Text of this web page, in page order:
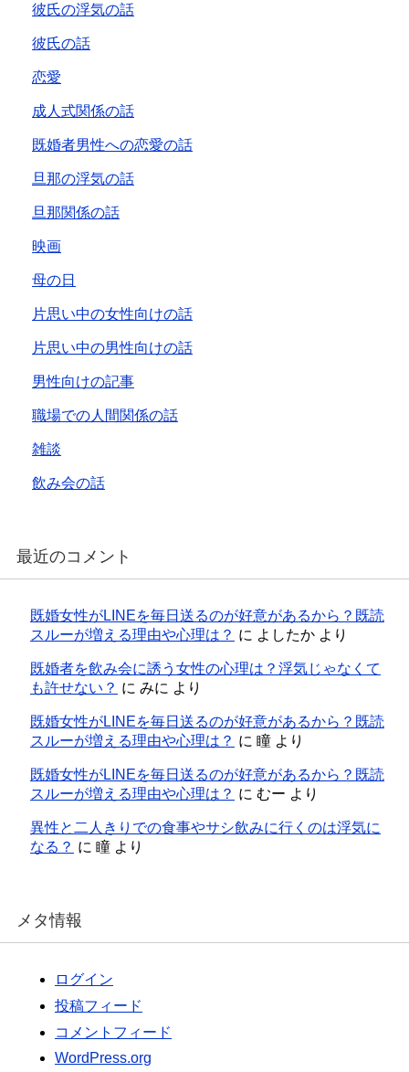
彼氏の浮気の話
彼氏の話
恋愛
成人式関係の話
既婚者男性への恋愛の話
旦那の浮気の話
旦那関係の話
映画
母の日
片思い中の女性向けの話
片思い中の男性向けの話
男性向けの記事
職場での人間関係の話
雑談
飲み会の話
最近のコメント
既婚女性がLINEを毎日送るのが好意があるから？既読
スルーが増える理由や心理は？ に よしたか より
既婚者を飲み会に誘う女性の心理は？浮気じゃなくて
も許せない？ に みに より
既婚女性がLINEを毎日送るのが好意があるから？既読
スルーが増える理由や心理は？ に 瞳 より
既婚女性がLINEを毎日送るのが好意があるから？既読
スルーが増える理由や心理は？ に むー より
異性と二人きりでの食事やサシ飲みに行くのは浮気に
なる？ に 瞳 より
メタ情報
ログイン
投稿フィード
コメントフィード
WordPress.org